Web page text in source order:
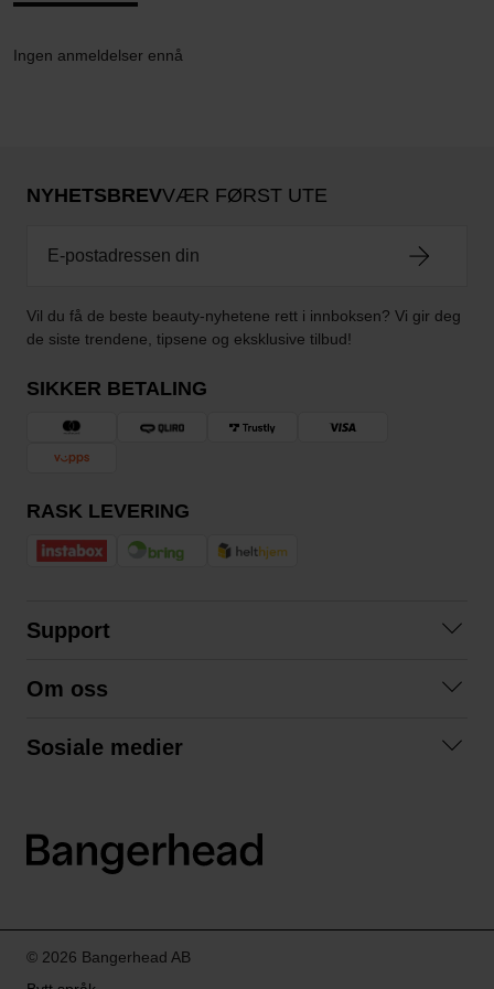
Ingen anmeldelser ennå
NYHETSBREVVÆR FØRST UTE
Vil du få de beste beauty-nyhetene rett i innboksen? Vi gir deg
de siste trendene, tipsene og eksklusive tilbud!
SIKKER BETALING
RASK LEVERING
Support
Kjøpsvilkår
Om oss
Sosiale medier
LinkedIn
© 2026 Bangerhead AB